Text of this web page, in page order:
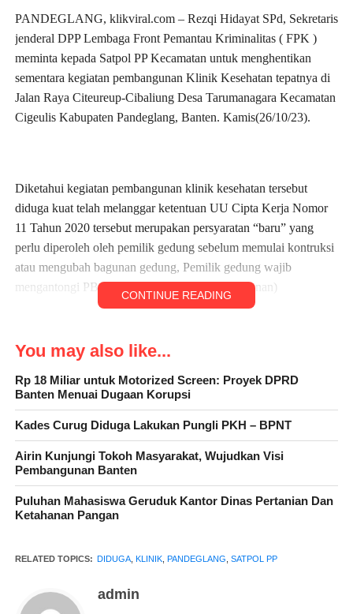
PANDEGLANG, klikviral.com – Rezqi Hidayat SPd, Sekretaris
jenderal DPP Lembaga Front Pemantau Kriminalitas ( FPK )
meminta kepada Satpol PP Kecamatan untuk menghentikan
sementara kegiatan pembangunan Klinik Kesehatan tepatnya di
Jalan Raya Citeureup-Cibaliung Desa Tarumanagara Kecamatan
Cigeulis Kabupaten Pandeglang, Banten. Kamis(26/10/23).
Diketahui kegiatan pembangunan klinik kesehatan tersebut
diduga kuat telah melanggar ketentuan UU Cipta Kerja Nomor
11 Tahun 2020 tersebut merupakan persyaratan “baru” yang
perlu diperoleh oleh pemilik gedung sebelum memulai kontruksi
atau mengubah bagunan gedung, Pemilik gedung wajib
mengantongi PBG ( Persetujuan Gedung Bangunan)
“Kami berharap, sesuai kewenangannya pihak Satpol PP
Kecamatan Cigeulis untuk menerapkan regulasi aturan serta
ketentuan perundang-undangan yang berlaku segera menindak
bangunan.
konsisten menerapkan regulasi aturan serta ketentuan perundang-
undangan yang berlaku. Hal Ini menjadi tanda tanya
masyarakat,” Ungkap Rezqi Kepada awak media di kantornya.
CONTINUE READING
You may also like...
Rp 18 Miliar untuk Motorized Screen: Proyek DPRD
Banten Menuai Dugaan Korupsi
Kades Curug Diduga Lakukan Pungli PKH – BPNT
Airin Kunjungi Tokoh Masyarakat, Wujudkan Visi
Pembangunan Banten
Puluhan Mahasiswa Geruduk Kantor Dinas Pertanian Dan
Ketahanan Pangan
RELATED TOPICS: DIDUGA, KLINIK, PANDEGLANG SATPOL PP
admin